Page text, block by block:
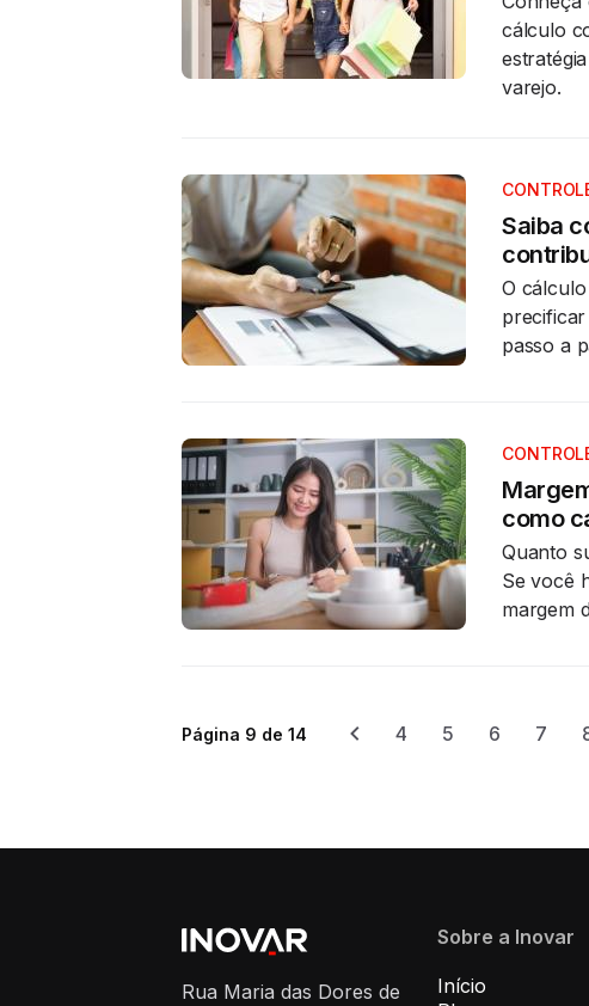
cálculo
varejo.
Saiba
O
passo a
como
Quanto
Se você
margem
Página 9 de 14 4 5 6 7
Rua Maria das Dores de
Sobre a Inovar
Início